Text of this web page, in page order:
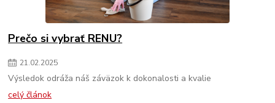
Prečo si vybrať RENU?
21.02.2025
Výsledok odráža náš záväzok k dokonalosti a kvalie
celý článok